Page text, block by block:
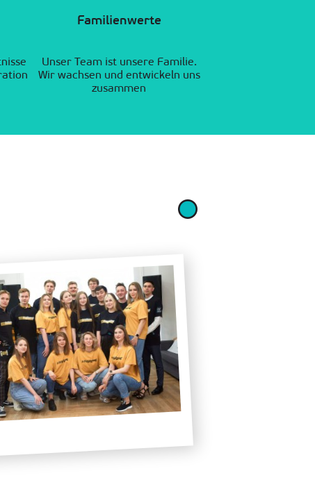
Familienwerte
Unser Team ist unsere Familie.
Wir wachsen und entwickeln uns
zusammen